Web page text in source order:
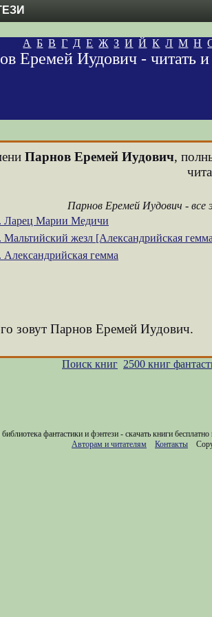
А Б В Г Д Е Ж З И Й К Л М Н
Еремей Иудович - читать
Парнов Еремей Иудович,
Парнов Еремей Иудович - все
Ларец Марии Медичи
жезл [Александрийская
гемма
зовут Парнов Еремей Иудович.
Поиск книг 2500 книг
фантастики и фэнтези - скачать книги
Авторам и читателям
Контакты